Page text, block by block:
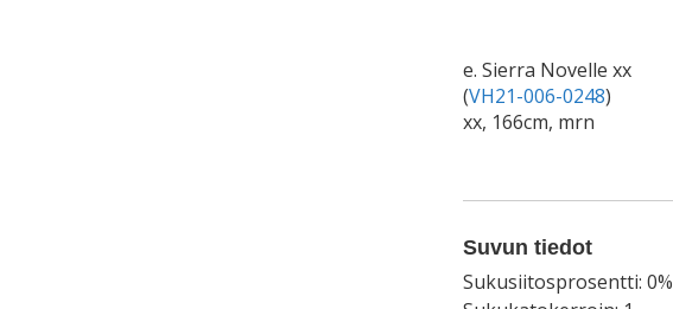
e. Sierra Novelle xx
(VH21-006-0248)
xx, 166cm, mrn
Suvun tiedot
Sukusiitosprosentti: 0%